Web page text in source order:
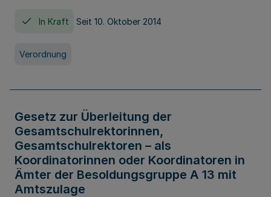
In Kraft Seit 10. Oktober 2014
Verordnung
Gesetz zur Überleitung der
Gesamtschulrektorinnen,
Gesamtschulrektoren – als
Koordinatorinnen oder Koordinatoren in
Ämter der Besoldungsgruppe A 13 mit
Amtszulage